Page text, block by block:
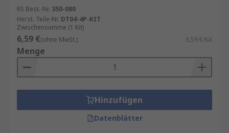
RS Best.-Nr. 350-080
Herst. Teile-Nr. DT04-4P-KIT
Zwischensumme (1 Kit)
6,59 €(ohne MwSt.) 6,59 €/Kit
Menge
Hinzufügen
Datenblätter